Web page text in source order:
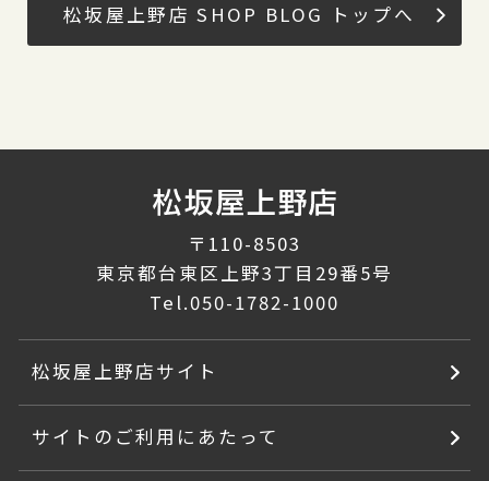
松坂屋上野店 SHOP BLOG トップへ
〒110-8503
東京都台東区上野3丁目29番5号
Tel.050-1782-1000
松坂屋上野店サイト
サイトのご利用にあたって